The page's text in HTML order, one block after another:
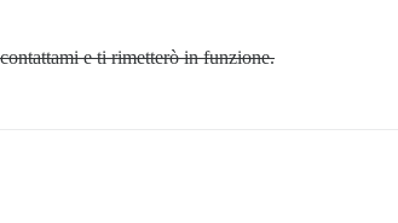
e ti rimetterò in funzione.